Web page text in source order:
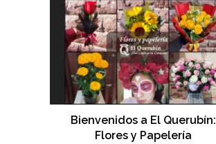
Bienvenidos a El Querubín:
Flores y Papelería